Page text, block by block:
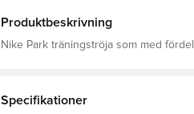
Produktbeskrivning
Nike Park träningströja som med
Specifikationer